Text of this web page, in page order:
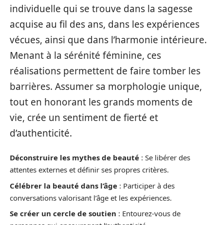
individuelle qui se trouve dans la sagesse
acquise au fil des ans, dans les expériences
vécues, ainsi que dans l’harmonie intérieure.
Menant à la sérénité féminine, ces
réalisations permettent de faire tomber les
barrières. Assumer sa morphologie unique,
tout en honorant les grands moments de
vie, crée un sentiment de fierté et
d’authenticité.
Déconstruire les mythes de beauté : Se libérer des
attentes externes et définir ses propres critères.
Célébrer la beauté dans l’âge : Participer à des
conversations valorisant l’âge et les expériences.
Se créer un cercle de soutien : Entourez-vous de